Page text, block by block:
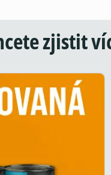
zjistit